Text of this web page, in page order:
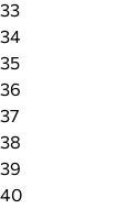
33
34
35
36
37
38
39
40